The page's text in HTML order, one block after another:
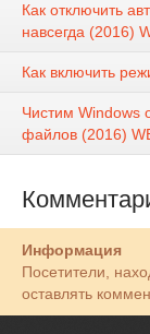
Как отключить
навсегда (2016)
Как включить
Чистим Windows
файлов (2016)
Информация
Посетители,
оставлять